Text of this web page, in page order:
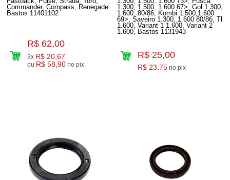
Commander, Compass, Renegade
Bastos 11401102
R$ 62,00
3x R$ 20,67
ou R$ 58,90 no pix
1.300, 1.500, 1.600 67>, Gol 1.300,
1.600, 80/86, Kombi 1.500,1.600
69>, Saveiro 1.300, 1.600 80/86, Tl
1.600, Variant 1 1.600, Variant 2
1.600, Bastos 1131943
R$ 25,00
R$ 23,75 no pix